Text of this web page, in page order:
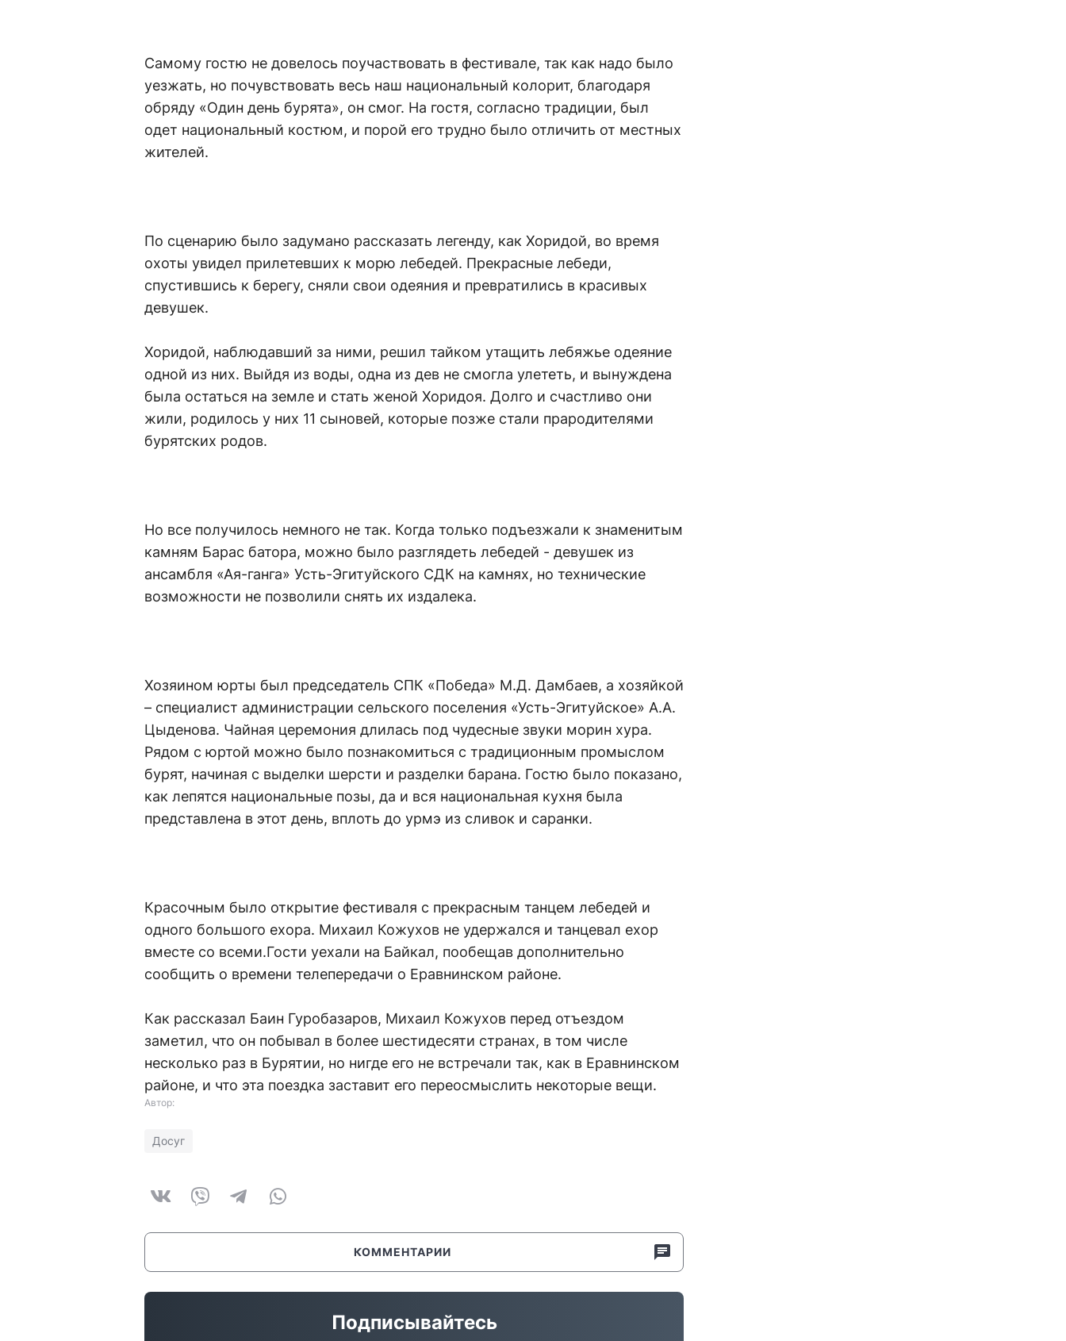
Самому гостю не довелось поучаствовать в фестивале, так как надо было
уезжать, но почувствовать весь наш национальный колорит, благодаря
обряду «Один день бурята», он смог. На гостя, согласно традиции, был
одет национальный костюм, и порой его трудно было отличить от местных
жителей.
По сценарию было задумано рассказать легенду, как Хоридой, во время
охоты увидел прилетевших к морю лебедей. Прекрасные лебеди,
спустившись к берегу, сняли свои одеяния и превратились в красивых
девушек.
Хоридой, наблюдавший за ними, решил тайком утащить лебяжье одеяние
одной из них. Выйдя из воды, одна из дев не смогла улететь, и вынуждена
была остаться на земле и стать женой Хоридоя. Долго и счастливо они
жили, родилось у них 11 сыновей, которые позже стали прародителями
бурятских родов.
Но все получилось немного не так. Когда только подъезжали к знаменитым
камням Барас батора, можно было разглядеть лебедей - девушек из
ансамбля «Ая-ганга» Усть-Эгитуйского СДК на камнях, но технические
возможности не позволили снять их издалека.
Хозяином юрты был председатель СПК «Победа» М.Д. Дамбаев, а хозяйкой
– специалист администрации сельского поселения «Усть-Эгитуйское» А.А.
Цыденова. Чайная церемония длилась под чудесные звуки морин хура.
Рядом с юртой можно было познакомиться с традиционным промыслом
бурят, начиная с выделки шерсти и разделки барана. Гостю было показано,
как лепятся национальные позы, да и вся национальная кухня была
представлена в этот день, вплоть до урмэ из сливок и саранки.
Красочным было открытие фестиваля с прекрасным танцем лебедей и
одного большого ехора. Михаил Кожухов не удержался и танцевал ехор
вместе со всеми.Гости уехали на Байкал, пообещав дополнительно
сообщить о времени телепередачи о Еравнинском районе.
Как рассказал Баин Гуробазаров, Михаил Кожухов перед отъездом
заметил, что он побывал в более шестидесяти странах, в том числе
несколько раз в Бурятии, но нигде его не встречали так, как в Еравнинском
районе, и что эта поездка заставит его переосмыслить некоторые вещи.
Автор:
Досуг
КОММЕНТАРИИ
Подписывайтесь